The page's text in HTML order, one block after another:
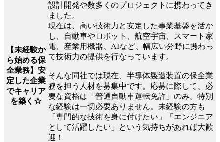
【未経験か
ら始める保
全業務】安
定した企業
でキャリア
を築く☆
設計開発や数多くのプロジェクトに携わってき
ました。
現在は、高い技術力と安定した事業基盤を活か
し、自動車やロボット、航空宇宙、スマート家
電、産業用機器、AIなど、幅広い分野に携わっ
て技術力の提供を行なっています。
そんな同社では現在、半導体製造装置の保全業
務を担う人材を募集中です。応募に際して、必
要な資格は「普通自動車運転免許」のみ。特別
な経験は一切必要ありません。未経験の方も
「専門的な技術を身に付けたい」「エンジニア
として活躍したい」という気持ちがあれば大歓
迎！